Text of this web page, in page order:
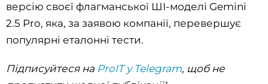
версію своєї флагманської ШІ-моделі Gemini
2.5 Pro, яка, за заявою компанії, перевершує
популярні еталонні тести.
Підписуйтеся на ProIT у Telegram, щоб не